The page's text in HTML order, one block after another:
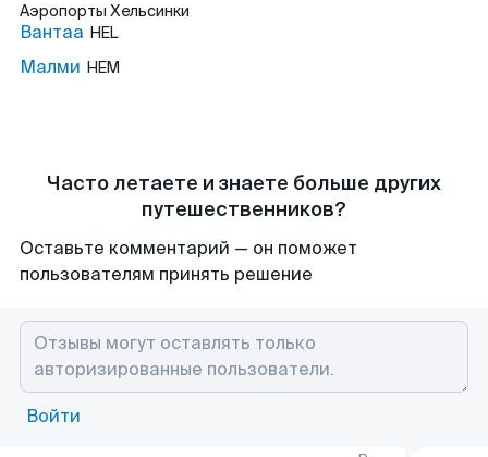
Аэропорты Хельсинки
Вантаа HEL
Малми HEM
Часто летаете и знаете больше других
путешественников?
Оставьте комментарий — он поможет
пользователям принять решение
Войти